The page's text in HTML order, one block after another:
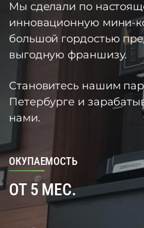
Мы сделали по
инновационную мини-
большой гордостью
выгодную франшизу.
Становитесь нашим
Петербурге и
нами.
ОКУПАЕМОСТЬ
ОТ 5 МЕС.